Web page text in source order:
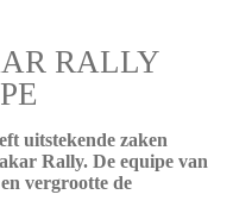
RALLY
uitstekende zaken
Rally. De equipe van
vergrootte de